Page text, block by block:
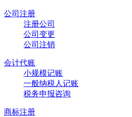
公司注册
注册公司
公司变更
公司注销
会计代账
小规模记账
一般纳税人记账
税务申报咨询
商标注册